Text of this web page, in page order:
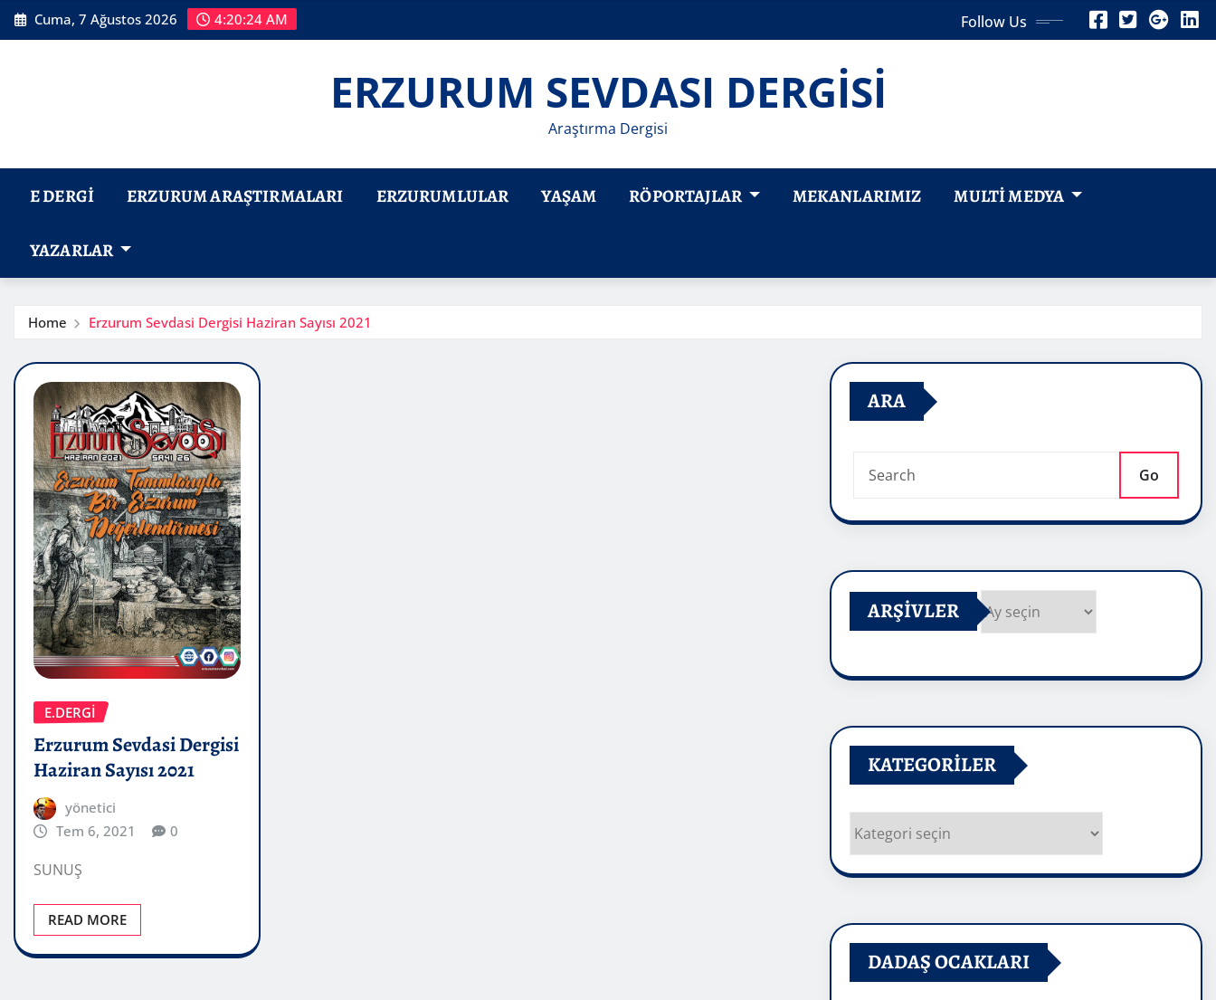
Skip
to
Cuma, 7 Ağustos 2026 4:20:25 AM Follow Us
ERZURUM SEVDASI DERGİSİ
Araştırma Dergisi
E DERGI ERZURUM ARAŞTIRMALARI ERZURUMLULAR YAŞAM RÖPORTAJLAR MEKANLARIMIZ MULTI MEDYA
YAZARLAR
Home Erzurum Sevdasi Dergisi Haziran Sayısı 2021
E.DERGİ
Erzurum Sevdasi Dergisi
Haziran Sayısı 2021
yönetici
Tem 6, 2021
0
SUNUŞ
READ MORE
ARA
Go
ARŞIVLER
KATEGORILER
Kategoriler
DADAŞ OCAKLARI